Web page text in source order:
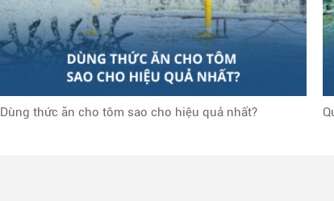
Dùng thức ăn cho tôm sao cho hiệu quả nhất?